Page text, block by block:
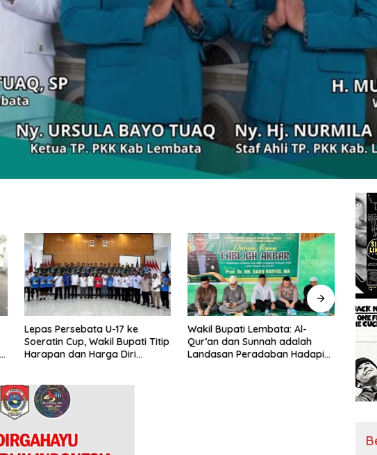
Lepas Persebata U-17 ke
Soeratin Cup, Wakil Bupati Titip
Harapan dan Harga Diri
Wakil Bupati Lembata: Al-
Qur’an dan Sunnah adalah
Landasan Peradaban Hadapi